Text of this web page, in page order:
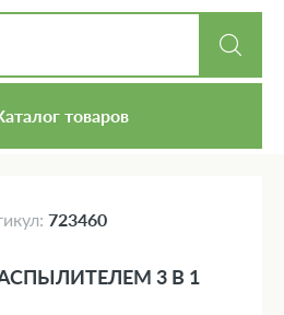
товаров
723460
3 В 1